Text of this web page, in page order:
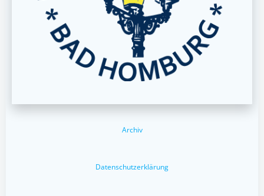
Archiv
Datenschutzerklärung